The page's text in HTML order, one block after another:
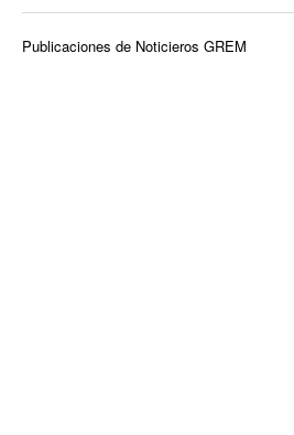
Publicaciones de Noticieros GREM